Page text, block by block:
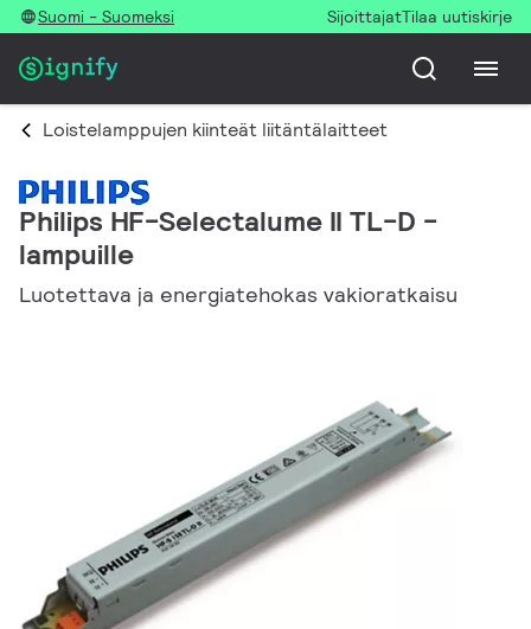
Suomi - Suomeksi SijoittajatTilaa uutiskirje
Loistelamppujen kiinteät liitäntälaitteet
Philips HF-Selectalume II TL-D -
lampuille
Luotettava ja energiatehokas vakioratkaisu